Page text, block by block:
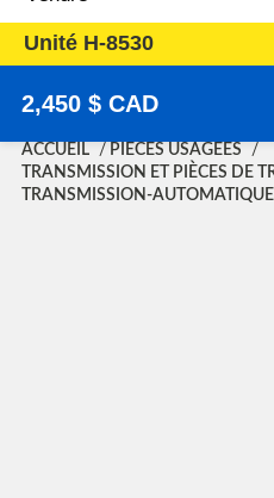
Unité H-8530
2,450 $ CAD
ACCUEIL
PIÈCES USAGÉES
TRANSMISSION ET PIÈCES DE
TRANSMISSION-AUTOMATIQUE